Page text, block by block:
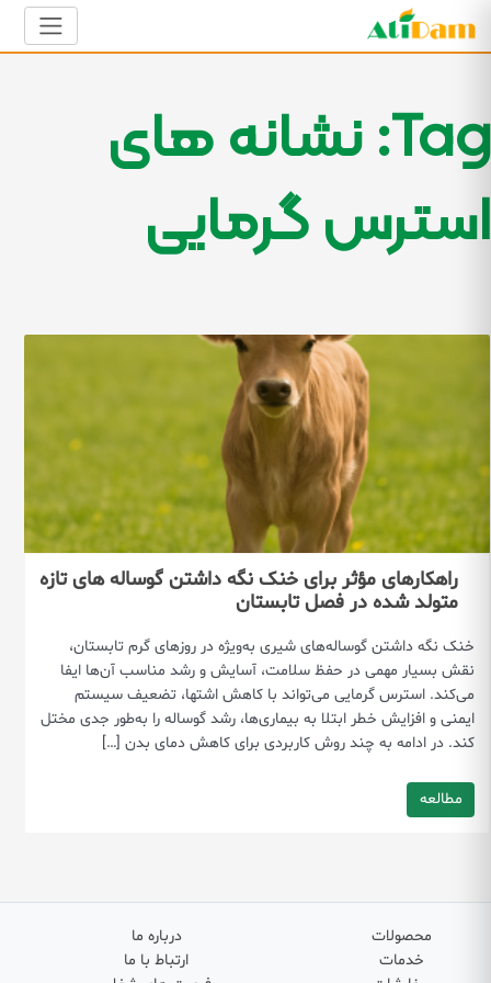
Tag: نشانه های
استرس گرمایی
راهکارهای مؤثر برای خنک نگه داشتن گوساله های تازه
متولد شده در فصل تابستان
خنک نگه داشتن گوساله‌های شیری به‌ویژه در روزهای گرم تابستان،
نقش بسیار مهمی در حفظ سلامت، آسایش و رشد مناسب آن‌ها ایفا
می‌کند. استرس گرمایی می‌تواند با کاهش اشتها، تضعیف سیستم
ایمنی و افزایش خطر ابتلا به بیماری‌ها، رشد گوساله را به‌طور جدی مختل
کند. در ادامه به چند روش کاربردی برای کاهش دمای بدن […]
مطالعه
محصولات
خدمات
درباره ما
ارتباط با ما